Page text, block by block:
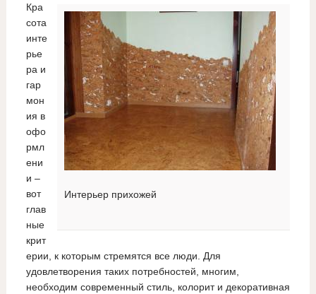
Интерьер прихожей
Кра
сота
инте
рье
ра и
гар
мон
ия в
офо
рмл
ени
и –
вот
глав
ные
крит
ерии, к которым стремятся все люди. Для
удовлетворения таких потребностей, многим,
необходим современный стиль, колорит и декоративная